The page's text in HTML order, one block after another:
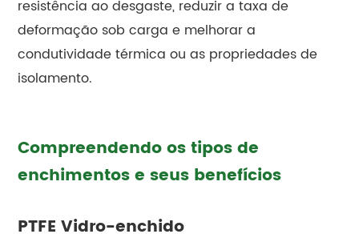
resistência ao desgaste, reduzir a taxa de
deformação sob carga e melhorar a
condutividade térmica ou as propriedades de
isolamento.
Compreendendo os tipos de
enchimentos e seus benefícios
PTFE Vidro-enchido